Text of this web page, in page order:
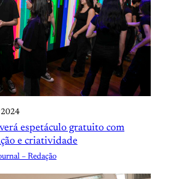
2024
espetáculo gratuito com
e criatividade
– Redação